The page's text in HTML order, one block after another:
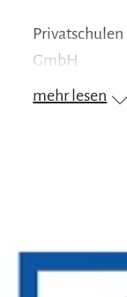
GmbH
mehr lesen